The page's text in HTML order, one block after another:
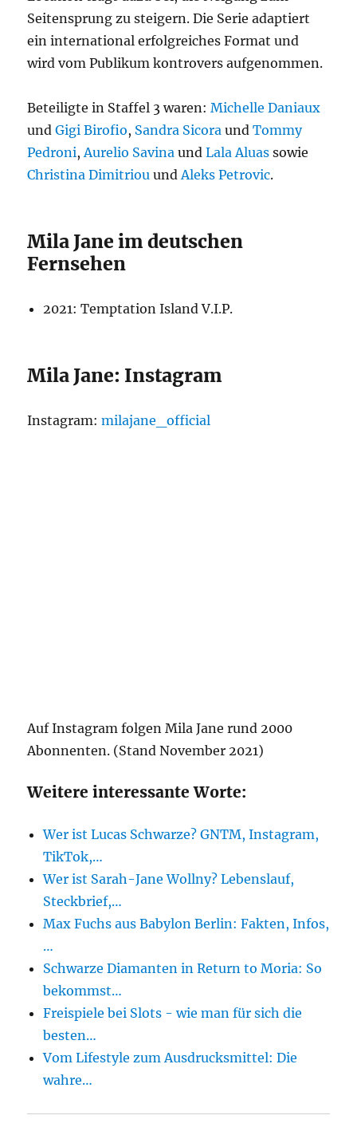
Seitensprung zu steigern. Die Serie adaptiert
ein international erfolgreiches Format und
wird vom Publikum kontrovers aufgenommen.
Beteiligte in Staffel 3 waren:Michelle Daniaux
undGigi Birofio, Sandra Sicora undTommy
Pedroni,Aurelio Savina undLala Aluas sowie
Christina Dimitriou undAleks Petrovic.
Mila Jane im deutschen
Fernsehen
2021: Temptation Island V.I.P.
Mila Jane: Instagram
Instagram:milajane_official
Auf Instagram folgen Mila Jane rund 2000
Abonnenten. (Stand November 2021)
Weitere interessante Worte:
Wer ist Lucas Schwarze? GNTM, Instagram,
TikTok,…
Wer ist Sarah-Jane Wollny? Lebenslauf,
Steckbrief,…
Max Fuchs aus Babylon Berlin: Fakten, Infos,
…
Schwarze Diamanten in Return to Moria: So
bekommst…
Freispiele bei Slots - wie man für sich die
besten…
Vom Lifestyle zum Ausdrucksmittel: Die
wahre…